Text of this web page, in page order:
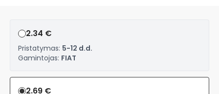
2.34 €
Pristatymas: 5-12 d.d.
Gamintojas: FIAT
2.69 €